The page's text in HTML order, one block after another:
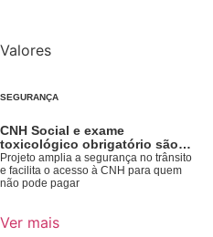
Valores
SEGURANÇA
CNH Social e exame
toxicológico obrigatório são
aprovados na Câmara
Projeto amplia a segurança no trânsito
e facilita o acesso à CNH para quem
não pode pagar
Ver mais